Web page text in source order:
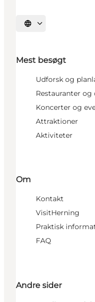
Vælg sprog
Mest besøgt
Udforsk og
Restauranter og
Koncerter og
Attraktioner
Aktiviteter
Om
Kontakt
VisitHerning
Praktisk
FAQ
Andre sider